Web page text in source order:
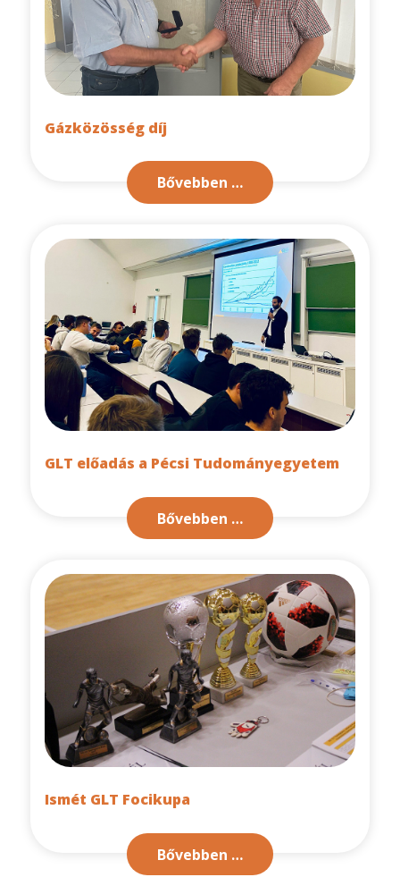
Gázközösség díj
Bővebben …
GLT előadás a Pécsi Tudományegyetem
Bővebben …
Ismét GLT Focikupa
Bővebben …